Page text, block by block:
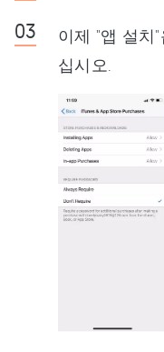
이제 "앱 설치
십시오.